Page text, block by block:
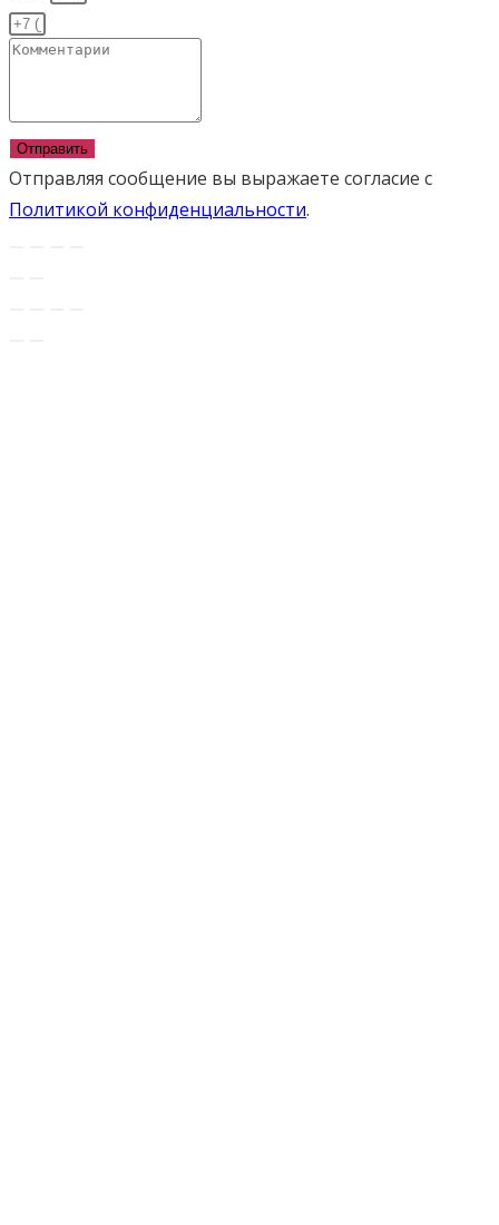
Отправить
Отправляя сообщение вы выражаете согласие с
Политикой конфиденциальности.